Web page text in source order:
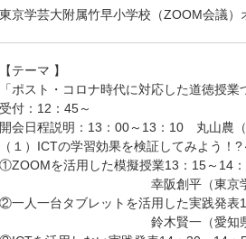
東京学芸大附属竹早小学校（ZOOM会議）
【テーマ 】
「ポスト・コロナ時代に対応した道徳授
受付：12：45～
開会日程説明：13：00～13：10 丸山農（
（１）ICTの学習効果を検証してみよう！
①ZOOMを活用した模擬授業13：15～14
幸阪創平（東京学芸大学
②一人一台タブレットを活用した実践発表
鈴木賢一（愛知県あま市